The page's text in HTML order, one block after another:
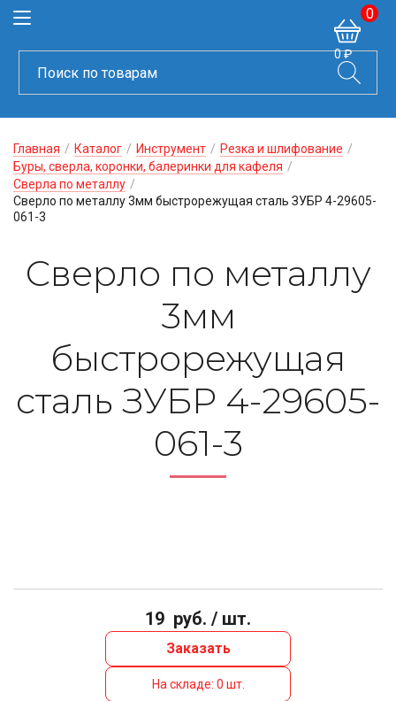
0 ₽
0
Главная / Каталог / Инструмент / Резка и шлифование /
Буры, сверла, коронки, балеринки для кафеля /
Сверла по металлу /
Сверло по металлу 3мм быстрорежущая сталь ЗУБР 4-29605-
061-3
Сверло по металлу
3мм
быстрорежущая
сталь ЗУБР 4-29605-
061-3
19 руб. / шт.
Заказать
На складе: 0 шт.